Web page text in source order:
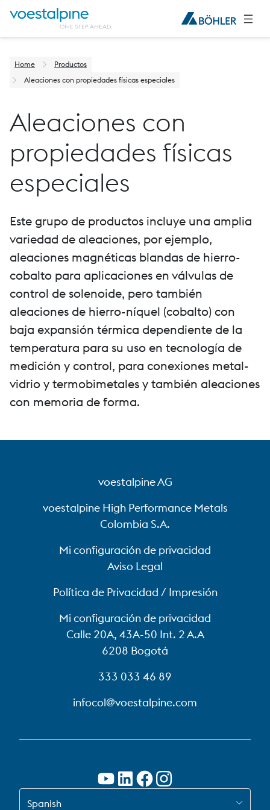
Home
Productos
Aleaciones con propiedades físicas especiales
Aleaciones con
propiedades físicas
especiales
Este grupo de productos incluye una amplia
variedad de aleaciones, por ejemplo,
aleaciones magnéticas blandas de hierro-
cobalto para aplicaciones en válvulas de
control de solenoide, pero también
aleaciones de hierro-níquel (cobalto) con
baja expansión térmica dependiente de la
temperatura para su uso en tecnología de
medición y control, para conexiones metal-
vidrio y termobimetales y también aleaciones
con memoria de forma.
voestalpine AG
voestalpine High Performance Metals
Colombia S.A.
Mi configuración de privacidad
Aviso Legal
Política de Privacidad / Impresión
Mi configuración de privacidad
Calle 20A, 43A-50 Int. 2 A.A
6208 Bogotá
333 033 46 89
infocol@voestalpine.com
CAMBIAR A ES-CO
Spanish